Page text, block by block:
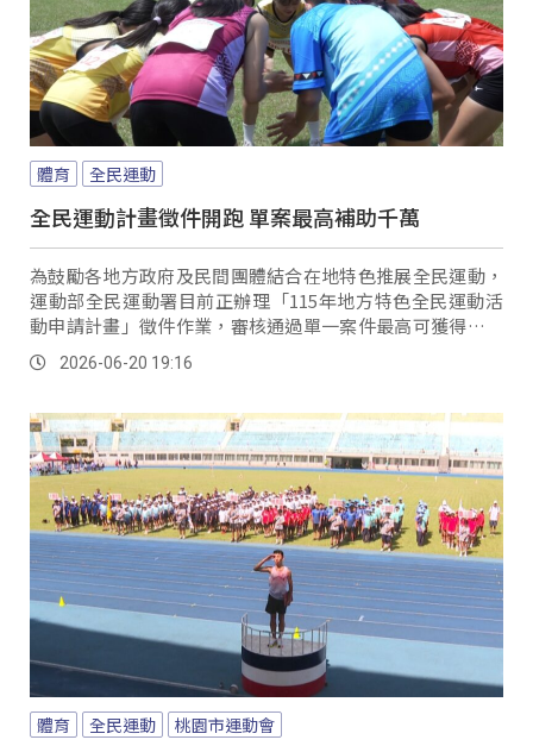
體育 全民運動
全民運動計畫徵件開跑 單案最高補助千萬
為鼓勵各地方政府及民間團體結合在地特色推展全民運動，
運動部全民運動署目前正辦理「115年地方特色全民運動活
動申請計畫」徵件作業，審核通過單一案件最高可獲得新台
幣一千萬元的補助，邀請各縣市政府及民間團體參與。
2026-06-20 19:16
體育 全民運動 桃園市運動會